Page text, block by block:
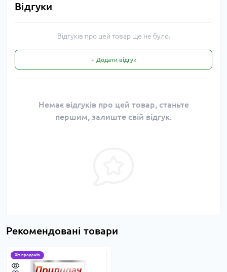
Відгуки
Відгуків про цей товар ще не було.
+ Додати відгук
Немає відгуків про цей товар, станьте
першим, залиште свій відгук.
Рекомендовані товари
Хіт продажів